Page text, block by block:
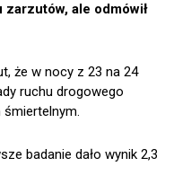
zarzutów, ale odmówił
że w nocy z 23 na 24
ruchu drogowego
badanie dało wynik 2,3